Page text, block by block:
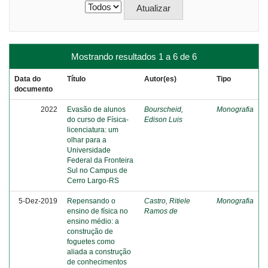
Mostrando resultados 1 a 6 de 6
Data do
documento
Título Autor(es) Tipo
2022
Evasão de alunos
do curso de Física-
licenciatura: um
olhar para a
Universidade
Federal da Fronteira
Sul no Campus de
Cerro Largo-RS
Bourscheid,
Edison Luis
Monografia
5-Dez-2019
Repensando o
ensino de física no
ensino médio: a
construção de
foguetes como
aliada a construção
de conhecimentos
Castro, Ritiele
Ramos de
Monografia